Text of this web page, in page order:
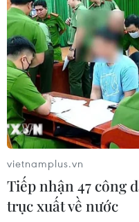
Italy có thể tham gia
giải giáp Hezbollah tại
04/08/2026 22:42
Iran-Oman đàm phán
hàng hải mới qua eo
04/08/2026 22:42
Cố vấn quân
vietnamplus.vn
Tiếp nhận 47 công
trục xuất về nước